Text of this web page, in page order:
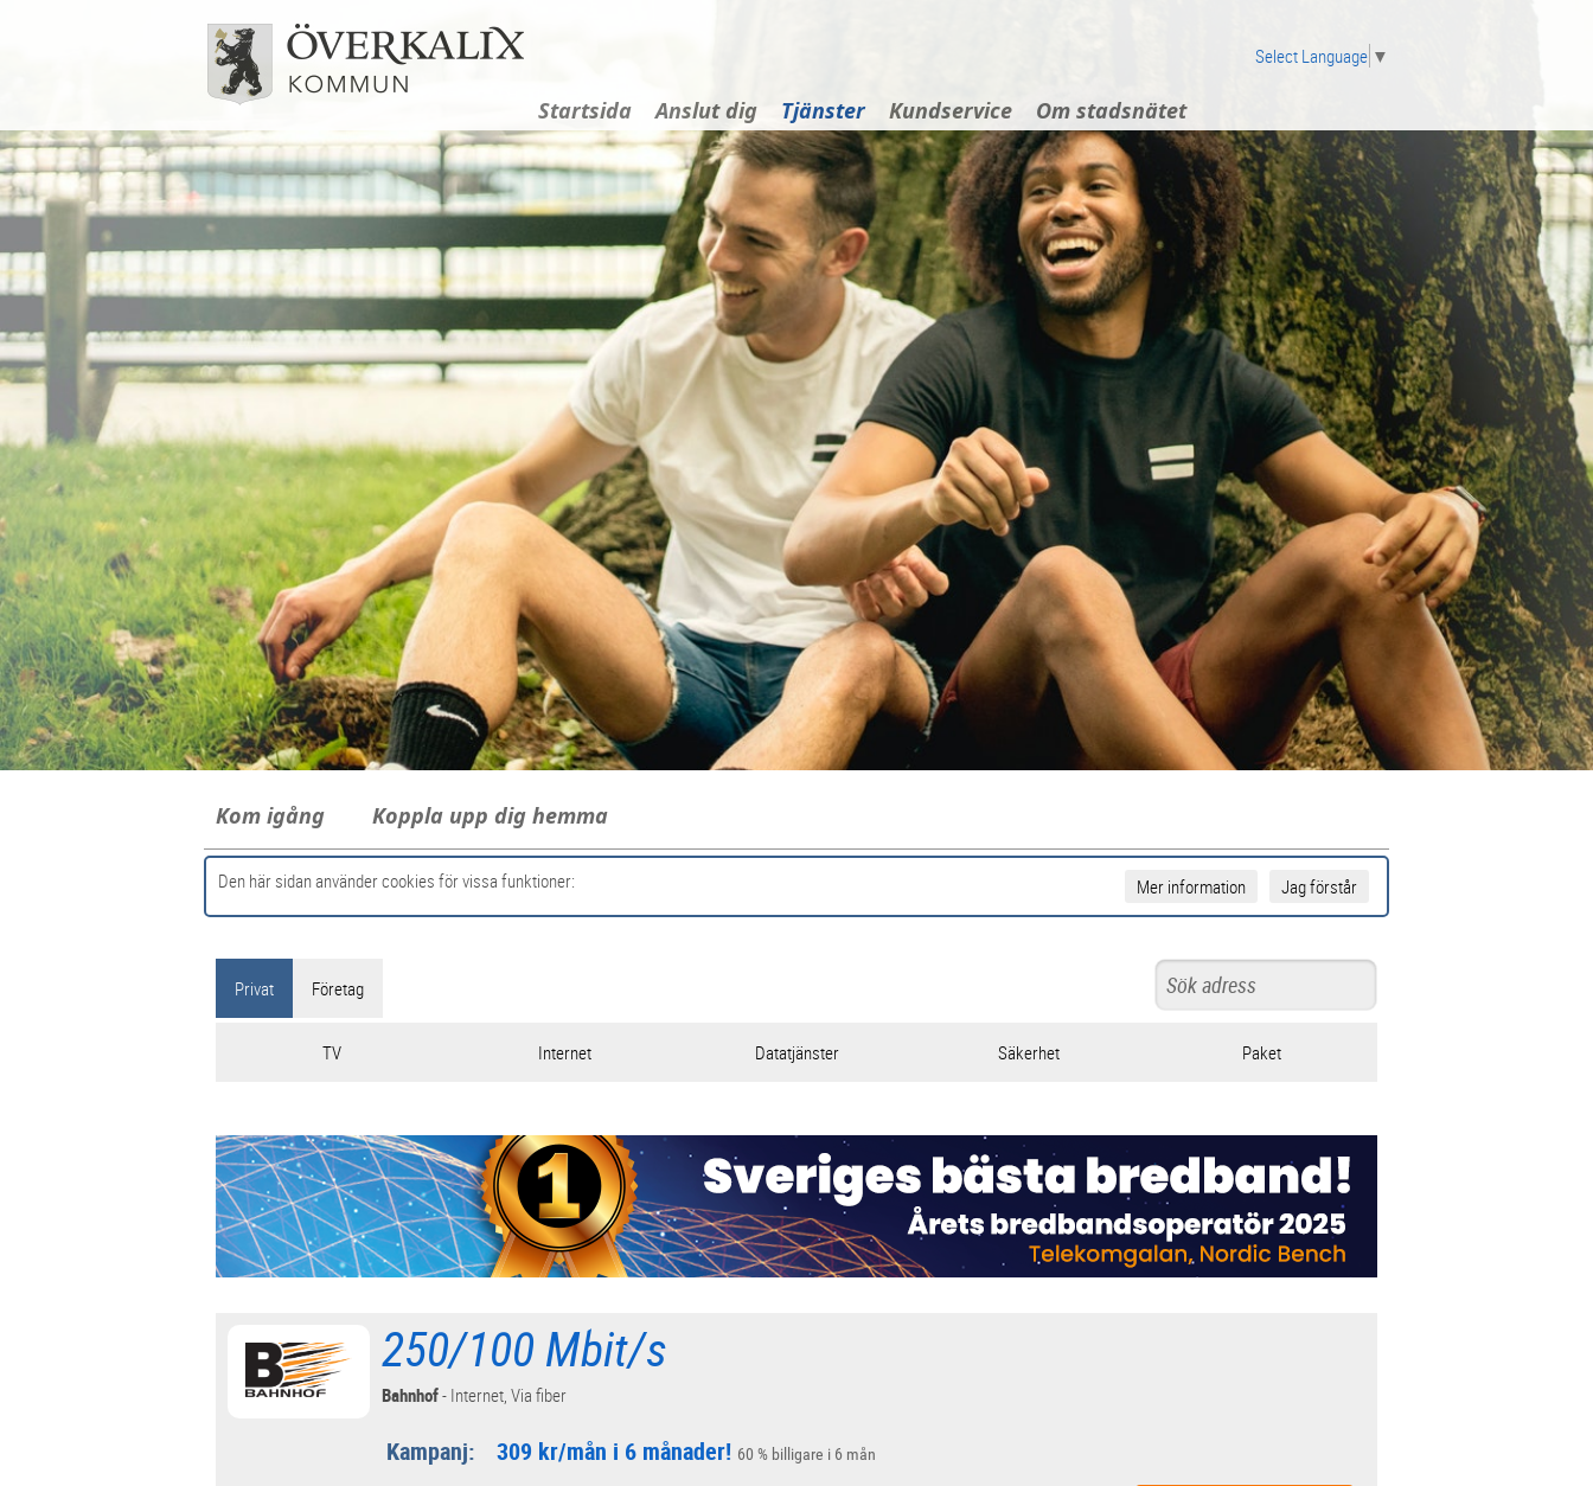
Startsida Anslut dig Tjänster Kundservice Om stadsnätet
Select Language ▼
Kom igång Koppla upp dig hemma
Den här sidan använder cookies för vissa funktioner: Jag förstår
Mer information
Privat Företag
TV Internet Datatjänster Säkerhet Paket
250/100 Mbit/s
Bahnhof- Internet, Via fiber
Kampanj: 309 kr/mån i 6 månader! 60 % billigare i 6 mån